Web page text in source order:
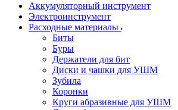
Аккумуляторный инструмент
Электроинструмент
Расходные материалы
Биты
Буры
Держатели для бит
Диски и чашки для УШМ
Зубила
Коронки
Круги абразивные для УШМ